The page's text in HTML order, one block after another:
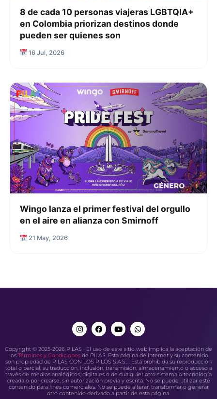
8 de cada 10 personas viajeras LGBTQIA+
en Colombia priorizan destinos donde
pueden ser quienes son
16 Jul, 2026
Wingo lanza el primer festival del orgullo
en el aire en alianza con Smirnoff
21 May, 2026
Copyright © 2025-2026 PILAS · El uso de este sitio web implica la aceptación de
los Términos y Condicionesde PILAS. Esta página de internet y su contenido
son propiedad de PILAS CON LOS PILOS S.A.S., . Está prohibida su reproducción
total o parcial, su traducción, inclusión, transmisión, almacenamiento o acceso a
través de medios analógicos, digitales o de cualquier otro sistema o tecnología
creada o por crearse, sin autorización previa y escrita. No se puede utilizar este
contenido para fines comerciales. No se puede alterar, transformar o generar
otro contenido derivado a partir de esta página.